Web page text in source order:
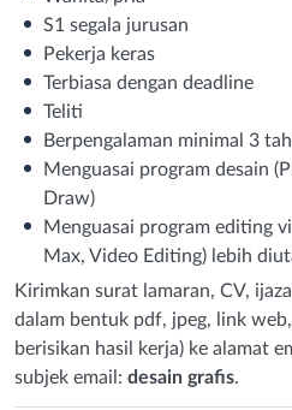
S1 segala jurusan
Pekerja keras
Terbiasa dengan deadline
Teliti
Berpengalaman minimal 3
Menguasai program desain
Draw)
Menguasai program editing
Max, Video Editing) lebih
Kirimkan surat lamaran, CV,
dalam bentuk pdf, jpeg, link
berisikan hasil kerja) ke alamat
subjek email: desain grafis.